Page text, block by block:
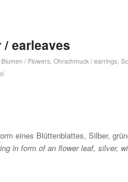
earleaves
Blumen / Flowers, Ohrschmuck / earrings,
eines Blüttenblattes, Silber,
in form of an flower leaf, silver,